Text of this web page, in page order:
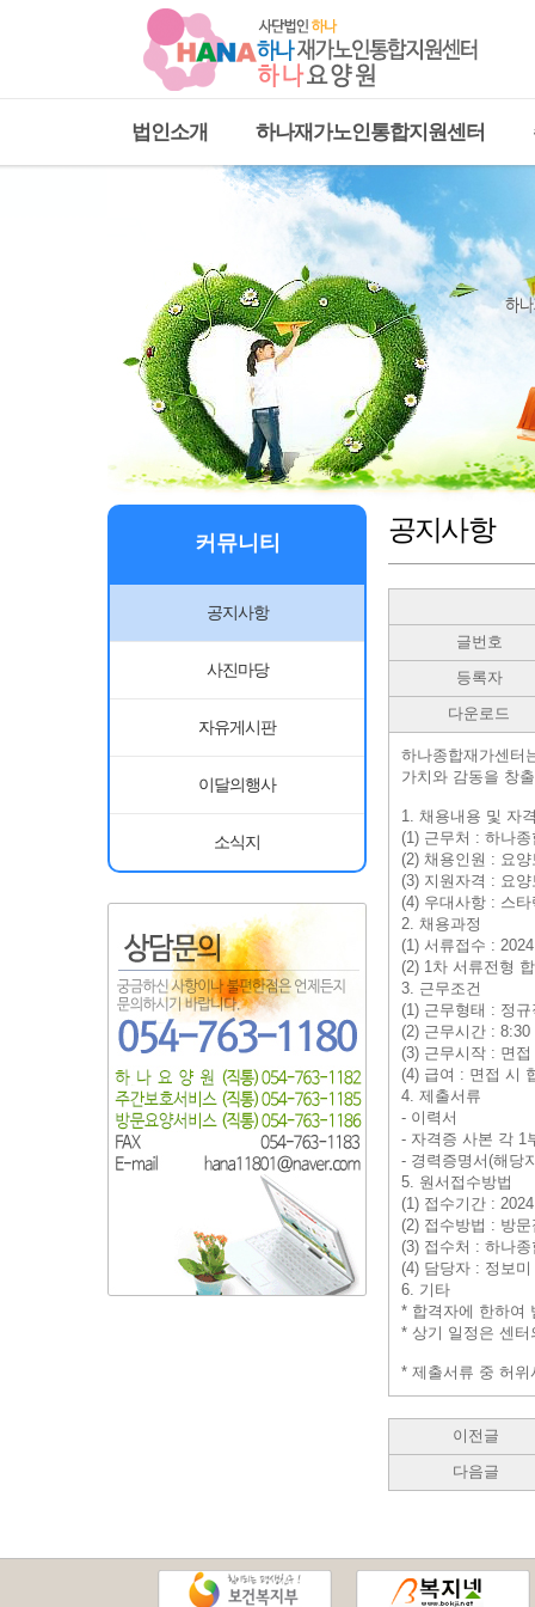
법인소개 하나재가노인통합지원센터
커뮤니티
공지사항
사진마당
자유게시판
이달의행사
소식지
공지사항
글번호
등록자
다운로드
하나종합재가센터
가치와 감동을 창
1. 채용내용 및 자
(1) 근무처 : 하나
(2) 채용인원 : 요
(3) 지원자격 : 요
(4) 우대사항 : 스
2. 채용과정
(1) 서류접수 :
(2) 1차 서류전형
3. 근무조건
(1) 근무형태 : 정규
(2) 근무시간 :
(3) 근무시작 : 면
(4) 급여 : 면접 시
4. 제출서류
- 이력서
- 자격증 사본 각 1
- 경력증명서(해당
5. 원서접수방법
(1) 접수기간 :
(2) 접수방법 : 방
(3) 접수처 : 하나
(4) 담당자 : 정보
6. 기타
* 합격자에 한하여
* 상기 일정은 센
* 제출서류 중 허
이전글
다음글